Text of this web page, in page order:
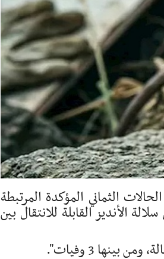
الثماني المؤكدة المرتبطة
الأنديز القابلة للانتقال بين